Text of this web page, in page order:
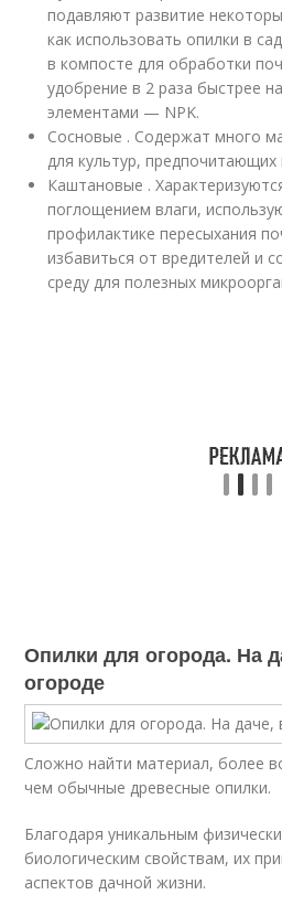
подавляют развитие
как использовать опилки в
в компосте для обработки
удобрение в 2 раза быстрее
элементами — NPK.
Сосновые . Содержат много
для культур, предпочитающих
Каштановые .
поглощением влаги,
профилактике пересыхания
избавиться от вредителей и
среду для полезных
Опилки для огорода. На
огороде
Сложно найти материал, более
чем обычные древесные опилки.
Благодаря уникальным
биологическим свойствам, их
аспектов дачной жизни.